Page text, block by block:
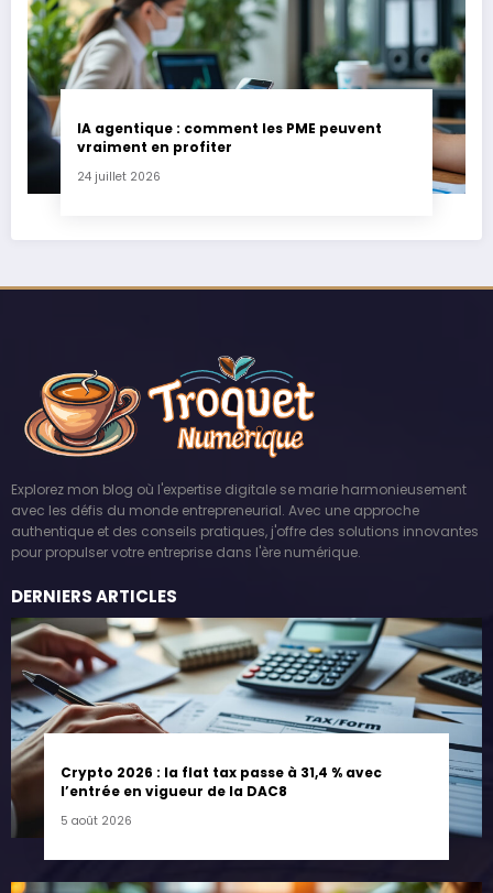
IA agentique : comment les PME peuvent
vraiment en profiter
24 juillet 2026
Explorez mon blog où l'expertise digitale se marie harmonieusement
avec les défis du monde entrepreneurial. Avec une approche
authentique et des conseils pratiques, j'offre des solutions innovantes
pour propulser votre entreprise dans l'ère numérique.
DERNIERS ARTICLES
Crypto 2026 : la flat tax passe à 31,4 % avec
l’entrée en vigueur de la DAC8
5 août 2026